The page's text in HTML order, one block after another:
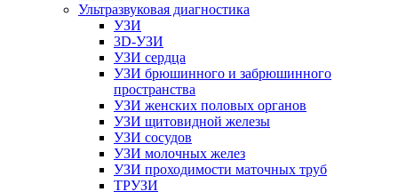
Ультразвуковая диагностика
УЗИ
3D-УЗИ
УЗИ сердца
УЗИ брюшинного и забрюшинного
пространства
УЗИ женских половых органов
УЗИ щитовидной железы
УЗИ сосудов
УЗИ молочных желез
УЗИ проходимости маточных труб
ТРУЗИ